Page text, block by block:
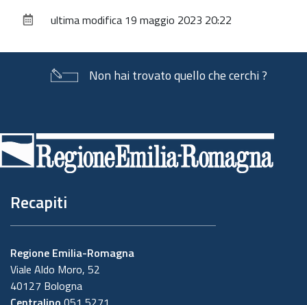
documentoultima modifica 19 maggio 2023 20:22
Non hai trovato quello che cerchi ?
di
pagina
Recapiti
Regione Emilia-Romagna
Viale Aldo Moro, 52
40127 Bologna